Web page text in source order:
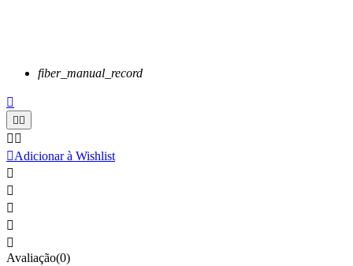
fiber_manual_record

 
 
Adicionar à Wishlist





Avaliação(0)